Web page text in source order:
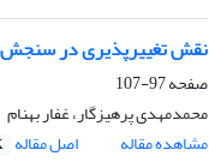
نقش تغییرپذیری در سنجش
صفحه97-107
محمدمهدی پرهیزگار، غفار بهنام
مشاهده مقاله
اصل مقاله